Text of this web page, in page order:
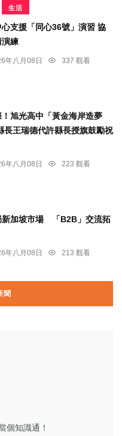
生活
支援「同心36號」演習 協
演練
年八月08日
337 觀看
旭光高中「黃金海岸造夢
長王瑞德代許縣長授旗鼓勵祝
年八月08日
223 觀看
新加坡市場 「B2B」交流拓
年八月08日
213 觀看
聞
個知識通！